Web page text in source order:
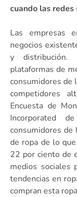
cuando las redes
Las empresas
negocios
y distribución.
plataformas de
consumidores de
competidores
Encuesta de
Incorporated
consumidores de
de ropa de lo
22 por ciento de
medios sociales
tendencias en
compran esta